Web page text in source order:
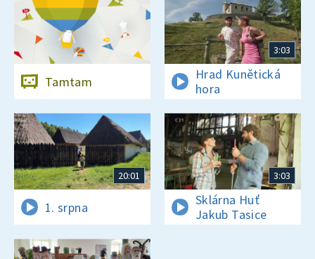
Tamtam
3:03
Hrad Kunětická
hora
20:01
1. srpna
3:03
Sklárna Huť
Jakub Tasice